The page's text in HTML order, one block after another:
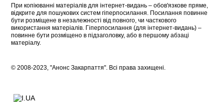
При копіюванні матеріалів для інтернет-видань – обов'язкове пряме,
відкрите для пошукових систем гіперпосилання. Посилання повинне
бути розміщене в незалежності від повного, чи часткового
використання матеріалів. Гіперпосилання (для інтернет-видань) –
повинне бути розміщено в підзаголовку, або в першому абзаці
матеріалу.
© 2008-2023, "Анонс Закарпаття". Всі права захищені.